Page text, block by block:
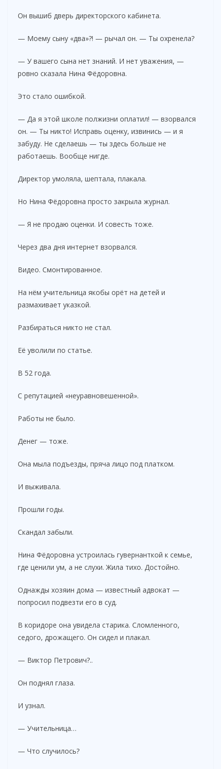
Он вышиб дверь директорского кабинета.
— Моему сыну «два»?! — рычал он. — Ты охренела?
— У вашего сына нет знаний. И нет уважения, —
ровно сказала Нина Фёдоровна.
Это стало ошибкой.
— Да я этой школе полжизни оплатил! — взорвался
он. — Ты никто! Исправь оценку, извинись — и я
забуду. Не сделаешь — ты здесь больше не
работаешь. Вообще нигде.
Директор умоляла, шептала, плакала.
Но Нина Фёдоровна просто закрыла журнал.
— Я не продаю оценки. И совесть тоже.
Через два дня интернет взорвался.
Видео. Смонтированное.
На нём учительница якобы орёт на детей и
размахивает указкой.
Разбираться никто не стал.
Её уволили по статье.
В 52 года.
С репутацией «неуравновешенной».
Работы не было.
Денег — тоже.
Она мыла подъезды, пряча лицо под платком.
И выживала.
Прошли годы.
Скандал забыли.
Нина Фёдоровна устроилась гувернанткой к семье,
где ценили ум, а не слухи. Жила тихо. Достойно.
Однажды хозяин дома — известный адвокат —
попросил подвезти его в суд.
В коридоре она увидела старика. Сломленного,
седого, дрожащего. Он сидел и плакал.
— Виктор Петрович?..
Он поднял глаза.
И узнал.
— Учительница…
— Что случилось?